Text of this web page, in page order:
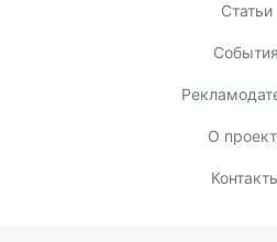
Статьи
События
О